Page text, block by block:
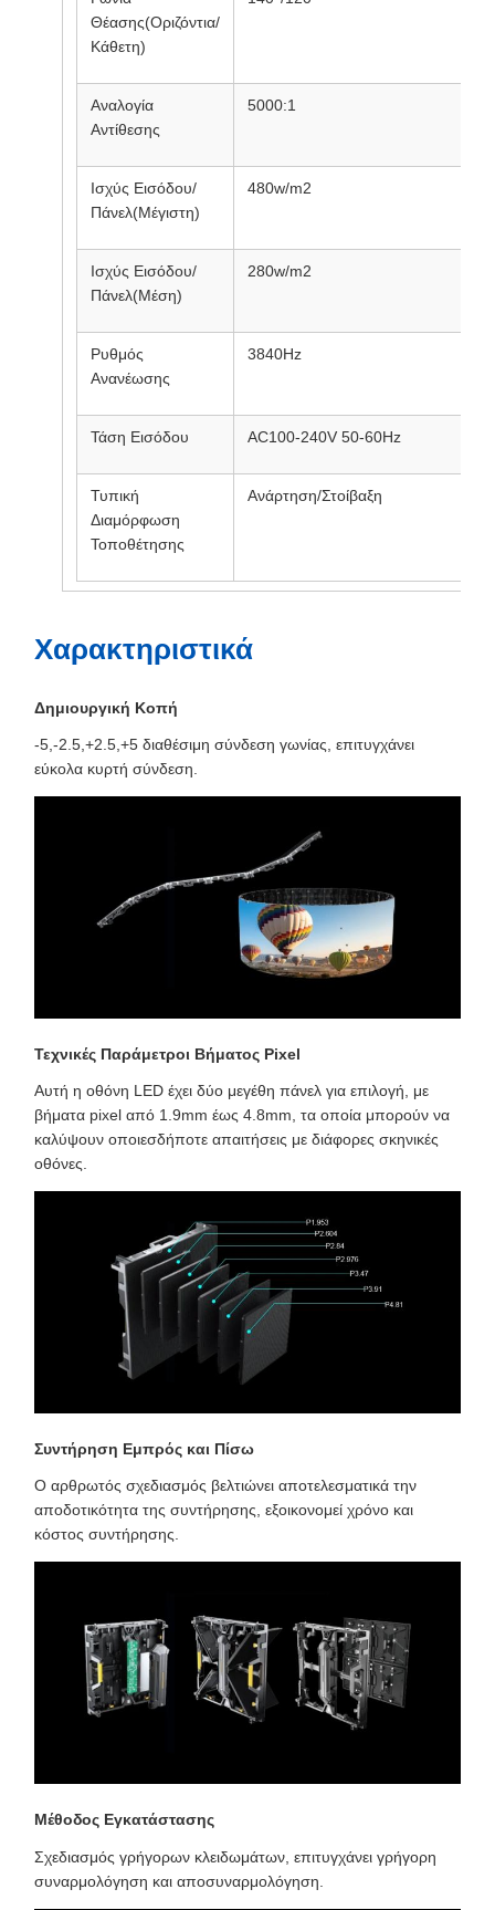
Θέασης(Οριζόντια/
Κάθετη)
Αναλογία
Αντίθεσης
5000:1
Ισχύς Εισόδου/
Πάνελ(Μέγιστη)
480w/m2
Ισχύς Εισόδου/
Πάνελ(Μέση)
280w/m2
Ρυθμός
Ανανέωσης
3840Hz
Τάση Εισόδου AC100-240V 50-60Hz
Τυπική
Διαμόρφωση
Τοποθέτησης
Ανάρτηση/Στοίβαξη
Χαρακτηριστικά
Δημιουργική Κοπή
-5,-2.5,+2.5,+5 διαθέσιμη σύνδεση γωνίας, επιτυγχάνει
εύκολα κυρτή σύνδεση.
Τεχνικές Παράμετροι Βήματος Pixel
Αυτή η οθόνη LED έχει δύο μεγέθη πάνελ για επιλογή, με
βήματα pixel από 1.9mm έως 4.8mm, τα οποία μπορούν να
καλύψουν οποιεσδήποτε απαιτήσεις με διάφορες σκηνικές
οθόνες.
Συντήρηση Εμπρός και Πίσω
Ο αρθρωτός σχεδιασμός βελτιώνει αποτελεσματικά την
αποδοτικότητα της συντήρησης, εξοικονομεί χρόνο και
κόστος συντήρησης.
Μέθοδος Εγκατάστασης
Σχεδιασμός γρήγορων κλειδωμάτων, επιτυγχάνει γρήγορη
συναρμολόγηση και αποσυναρμολόγηση.